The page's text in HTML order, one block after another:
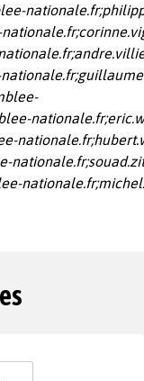
nationale.fr;
;
;
;
nationale.fr;
nationale.fr;
nationale.fr;
nationale.fr;